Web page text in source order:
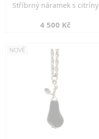
Stříbrný náramek s citríny
4 500 Kč
NOVÉ